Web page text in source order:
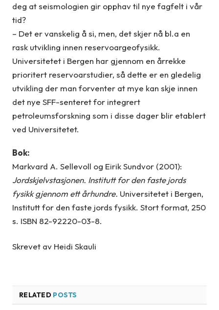
deg at seismologien gir opphav til nye fagfelt i vår
tid?
– Det er vanskelig å si, men, det skjer nå bl.a en
rask utvikling innen reservoargeofysikk.
Universitetet i Bergen har gjennom en årrekke
prioritert reservoarstudier, så dette er en gledelig
utvikling der man forventer at mye kan skje innen
det nye SFF-senteret for integrert
petroleumsforskning som i disse dager blir etablert
ved Universitetet.
Bok:
Markvard A. Sellevoll og Eirik Sundvor (2001):
Jordskjelvstasjonen. Institutt for den faste jords
fysikk gjennom ett århundre. Universitetet i Bergen,
Institutt for den faste jords fysikk. Stort format, 250
s. ISBN 82-92220-03-8.
Skrevet av Heidi Skauli
RELATED POSTS